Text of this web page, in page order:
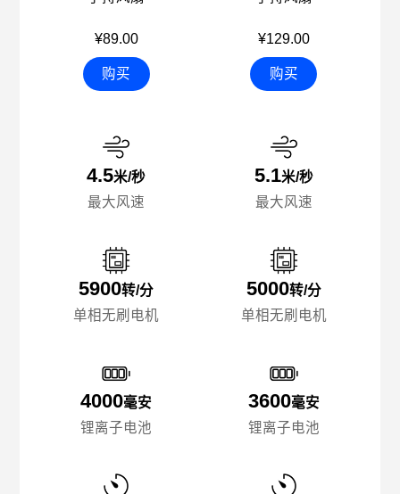
¥89.00
购买
4.5米/秒
最大风速
5900转/分
单相无刷电机
4000毫安
锂离子电池
¥129.00
购买
5.1米/秒
最大风速
5000转/分
单相无刷电机
3600毫安
锂离子电池